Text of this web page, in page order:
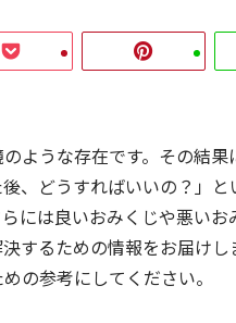
ような存在です。その結
、どうすればいいの？」と
には良いおみくじや悪い
するための情報をお届け
の参考にしてください。